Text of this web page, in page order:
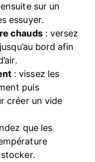
sur un
essuyer.
chauds: versez
bord afin
: vissez les
puis
créer un vide
que les